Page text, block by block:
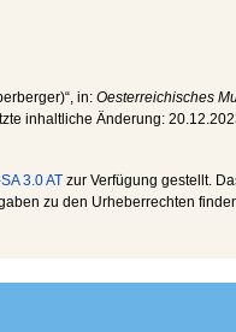
in: Oesterreichisches
inhaltliche Änderung:
3.0 AT zur Verfügung gestellt.
zu den Urheberrechten